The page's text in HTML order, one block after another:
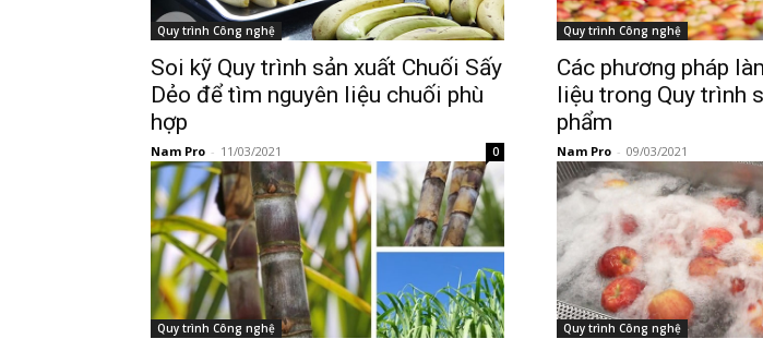
Quy trình Công nghệ
Soi kỹ Quy trình sản xuất Chuối Sấy
Dẻo để tìm nguyên liệu chuối phù
hợp
Nam Pro - 11/03/2021 0
Quy trình Công nghệ
Các phương pháp
liệu trong Quy trình
phẩm
Nam Pro - 09/03/2021
Quy trình Công nghệ Quy trình Công nghệ